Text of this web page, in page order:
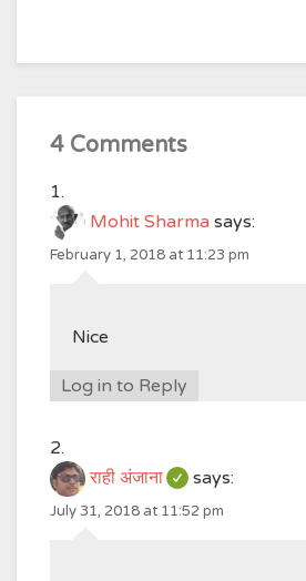
4 Comments
Mohit Sharma says:
February 1, 2018 at 11:23 pm
Nice
Log in to Reply
राही अंजाना says:
July 31, 2018 at 11:52 pm